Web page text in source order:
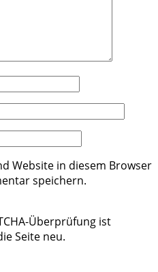
Website in diesem Browser
speichern.
Überprüfung ist
Seite neu.